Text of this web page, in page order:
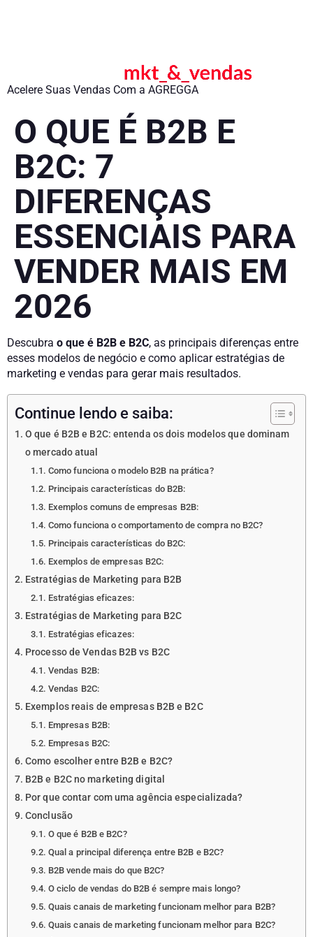
Acelere Suas Vendas Com a AGREGGA
O QUE É B2B E
B2C: 7
DIFERENÇAS
ESSENCIAIS PARA
VENDER MAIS EM
2026
Descubra o que é B2B e B2C, as principais diferenças entre
esses modelos de negócio e como aplicar estratégias de
marketing e vendas para gerar mais resultados.
Continue lendo e saiba:
O que é B2B e B2C: entenda os dois modelos que dominam
o mercado atual
Como funciona o modelo B2B na prática?
Principais características do B2B:
Exemplos comuns de empresas B2B:
Como funciona o comportamento de compra no B2C?
Principais características do B2C:
Exemplos de empresas B2C:
Estratégias de Marketing para B2B
Estratégias eficazes:
Estratégias de Marketing para B2C
Estratégias eficazes:
Processo de Vendas B2B vs B2C
Vendas B2B:
Vendas B2C:
Exemplos reais de empresas B2B e B2C
Empresas B2B:
Empresas B2C:
Como escolher entre B2B e B2C?
B2B e B2C no marketing digital
Por que contar com uma agência especializada?
Conclusão
O que é B2B e B2C?
Qual a principal diferença entre B2B e B2C?
B2B vende mais do que B2C?
O ciclo de vendas do B2B é sempre mais longo?
Quais canais de marketing funcionam melhor para B2B?
Quais canais de marketing funcionam melhor para B2C?